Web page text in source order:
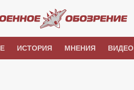
ИСТОРИЯ МНЕНИЯ ВИДЕО